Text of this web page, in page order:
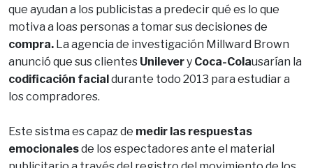
que ayudan a los publicistas a predecir qué es lo que
motiva a loas personas a tomar sus decisiones de
compra. La agencia de investigación Millward Brown
anunció que sus clientes Unilevery Coca-Colausarían la
codificación facial durante todo 2013 para estudiar a
los compradores.
Este sistma es capaz de medir las respuestas
emocionalesde los espectadores ante el material